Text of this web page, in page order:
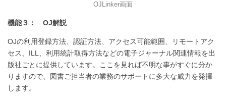
OJLinker画面
機能３： OJ解説
OJの利用登録方法、認証方法、アクセス可能範囲、リモートアク
セス、ILL、利用統計取得方法などの電子ジャーナル関連情報を出
版社ごとに提供しています。ここを見れば不明な事がすぐに分か
りますので、図書ご担当者の業務のサポートに多大な威力を発揮
します。